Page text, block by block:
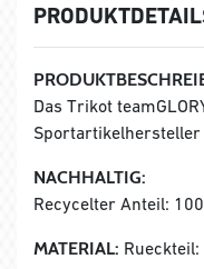
Das Trikot
Sportartikelhersteller
NACHHALTIG:
Recycelter Anteil:
MATERIAL: